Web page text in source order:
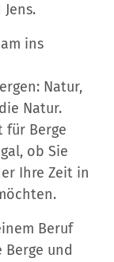
ins
Natur,
Natur.
für Berge
ob Sie
Ihre Zeit in
Beruf
und